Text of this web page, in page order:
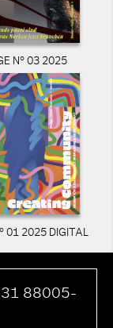
N° 03 2025
01 2025 DIGITAL
88005-